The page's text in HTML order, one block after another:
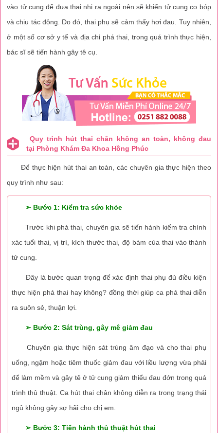
vào tử cung để đưa thai nhi ra ngoài nên sẽ khiến tử cung co bóp
và chịu tác động. Do đó, thai phụ sẽ cảm thấy hơi đau. Tuy nhiên,
ở một số cơ sở y tế và địa chỉ phá thai, trong quá trình thực hiện,
bác sĩ sẽ tiến hành gây tê cụ.
Quy trình hút thai chân không an toàn, không đau
tại Phòng Khám Đa Khoa Hồng Phúc
Để thực hiện hút thai an toàn, các chuyên gia thực hiện theo
quy trình như sau:
➢ Bước 1: Kiểm tra sức khỏe
Trước khi phá thai, chuyên gia sẽ tiến hành kiểm tra chính
xác tuổi thai, vị trí, kích thước thai, độ bám của thai vào thành
tử cung.
Đây là bước quan trọng để xác định thai phụ đủ điều kiện
thực hiện phá thai hay không? đồng thời giúp ca phá thai diễn
ra suôn sẻ, thuận lợi.
➢ Bước 2: Sát trùng, gây mê giảm đau
Chuyên gia thực hiện sát trùng âm đạo và cho thai phụ
uống, ngậm hoặc tiêm thuốc giảm đau với liều lượng vừa phải
để làm mềm và gây tê ở tử cung giảm thiểu đau đớn trong quá
trình thủ thuật. Ca hút thai chân không diễn ra trong trạng thái
ngủ không gây sợ hãi cho chị em.
➢ Bước 3: Tiến hành thủ thuật hút thai